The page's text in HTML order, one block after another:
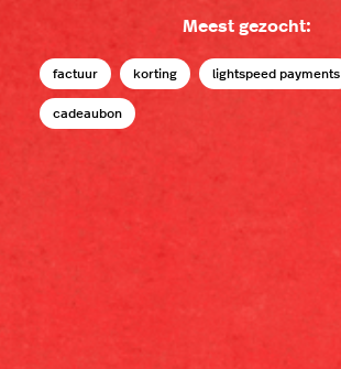
Meest gezocht:
factuur korting lightspeed payments
cadeaubon